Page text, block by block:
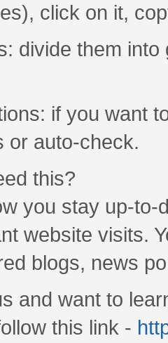
click on it,
divide them
if you want
or auto-check.
this?
you stay up-
website visits.
blogs, news
and want to
this link -